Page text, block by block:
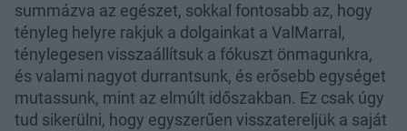
summázva az egészet, sokkal fontosabb az, hogy
tényleg helyre rakjuk a dolgainkat a ValMarral,
ténylegesen visszaállítsuk a fókuszt önmagunkra,
és valami nagyot durrantsunk, és erősebb egységet
mutassunk, mint az elmúlt időszakban. Ez csak úgy
tud sikerülni, hogy egyszerűen visszatereljük a saját